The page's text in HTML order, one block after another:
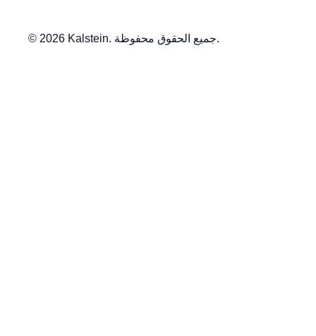
© 2026 Kalstein. جميع الحقوق محفوظة.